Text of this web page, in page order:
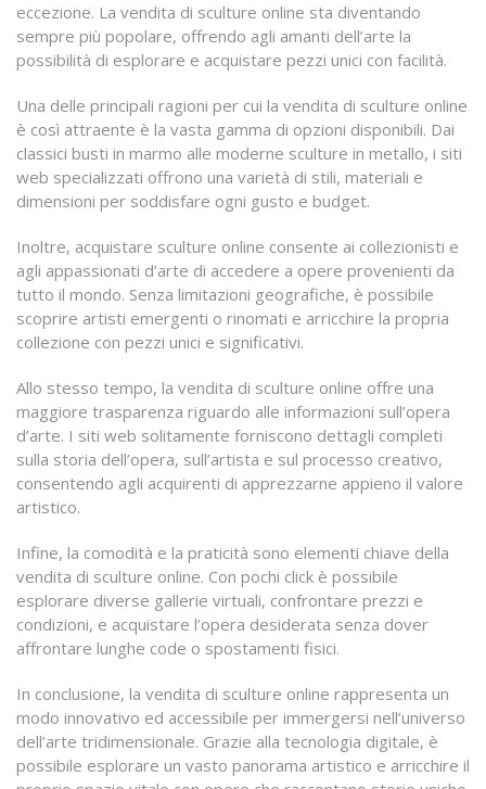
eccezione. La vendita di sculture online sta diventando
sempre più popolare, offrendo agli amanti dell’arte la
possibilità di esplorare e acquistare pezzi unici con facilità.
Una delle principali ragioni per cui la vendita di sculture online
è così attraente è la vasta gamma di opzioni disponibili. Dai
classici busti in marmo alle moderne sculture in metallo, i siti
web specializzati offrono una varietà di stili, materiali e
dimensioni per soddisfare ogni gusto e budget.
Inoltre, acquistare sculture online consente ai collezionisti e
agli appassionati d’arte di accedere a opere provenienti da
tutto il mondo. Senza limitazioni geografiche, è possibile
scoprire artisti emergenti o rinomati e arricchire la propria
collezione con pezzi unici e significativi.
Allo stesso tempo, la vendita di sculture online offre una
maggiore trasparenza riguardo alle informazioni sull’opera
d’arte. I siti web solitamente forniscono dettagli completi
sulla storia dell’opera, sull’artista e sul processo creativo,
consentendo agli acquirenti di apprezzarne appieno il valore
artistico.
Infine, la comodità e la praticità sono elementi chiave della
vendita di sculture online. Con pochi click è possibile
esplorare diverse gallerie virtuali, confrontare prezzi e
condizioni, e acquistare l’opera desiderata senza dover
affrontare lunghe code o spostamenti fisici.
In conclusione, la vendita di sculture online rappresenta un
modo innovativo ed accessibile per immergersi nell’universo
dell’arte tridimensionale. Grazie alla tecnologia digitale, è
possibile esplorare un vasto panorama artistico e arricchire il